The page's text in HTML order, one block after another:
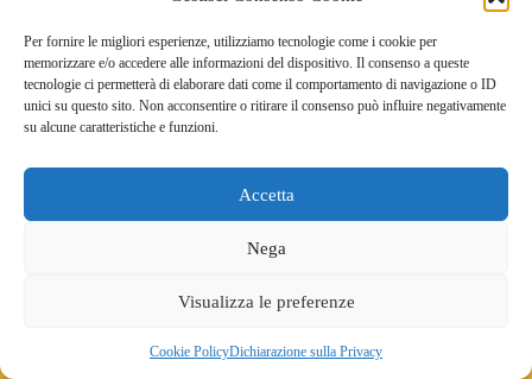
Per fornire le migliori esperienze, utilizziamo tecnologie come i cookie per
memorizzare e/o accedere alle informazioni del dispositivo. Il consenso a queste
tecnologie ci permetterà di elaborare dati come il comportamento di navigazione o ID
unici su questo sito. Non acconsentire o ritirare il consenso può influire negativamente
su alcune caratteristiche e funzioni.
Accetta
Nega
Visualizza le preferenze
Cookie PolicyDichiarazione sulla Privacy
[…] PODCAST – 12 Agosto: Giornata Internazionale
dei Giovani – Green Skills […]
I commenti sono chiusi.
Copyright © 2026 YoungME - Il portale dei giovani a